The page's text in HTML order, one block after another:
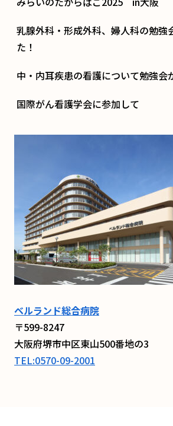
乳腺外科・形成外科、婦人科の勉強
た！
中・内耳疾患の看護について勉強会
国際がん看護学会に参加して
ベルランド総合病院
〒599-8247
大阪府堺市中区東山500番地の3
TEL:0570-09-2001